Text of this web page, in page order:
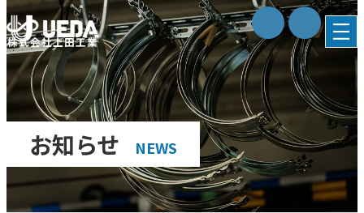
内
容
を
ス
キ
ッ
株式会社上田工業
お知らせ NEWS